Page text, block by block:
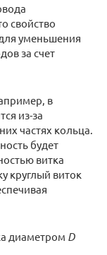
свойство
уменьшения
за счет
в
из-за
частях кольца.
будет
витка
круглый виток
диаметром D